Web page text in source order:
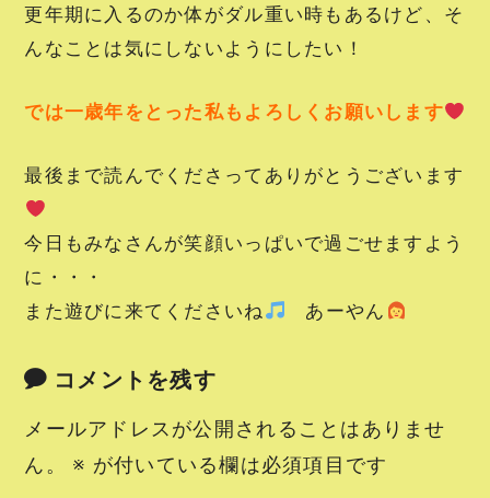
更年期に入るのか体がダル重い時もあるけど、そ
んなことは気にしないようにしたい！
では一歳年をとった私もよろしくお願いします
最後まで読んでくださってありがとうございます
今日もみなさんが笑顔いっぱいで過ごせますよう
に・・・
また遊びに来てくださいね
あーやん
コメントを残す
メールアドレスが公開されることはありませ
ん。
※ が付いている欄は必須項目です